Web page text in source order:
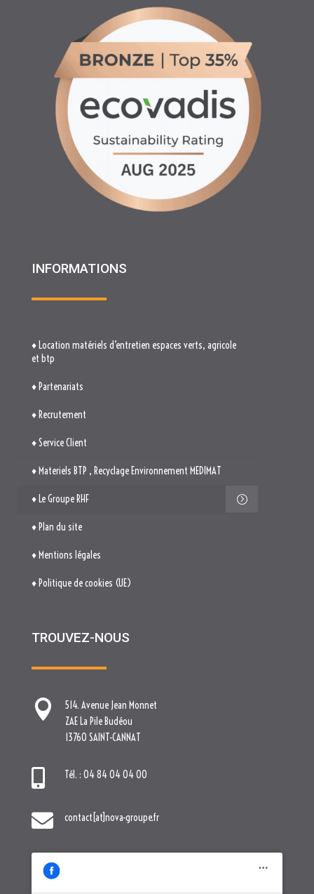
INFORMATIONS
♦ Location matériels d’entretien espaces verts, agricole
et btp
♦ Partenariats
♦ Recrutement
♦ Service Client
♦ Materiels BTP , Recyclage Environnement MEDIMAT
♦ Le Groupe RHF
♦ Plan du site
♦ Mentions légales
♦ Politique de cookies (UE)
TROUVEZ-NOUS

514. Avenue Jean Monnet
ZAE La Pile Budéou
13760 SAINT-CANNAT
 Tél. : 04 84 04 04 00
 contact[at]nova-groupe.fr